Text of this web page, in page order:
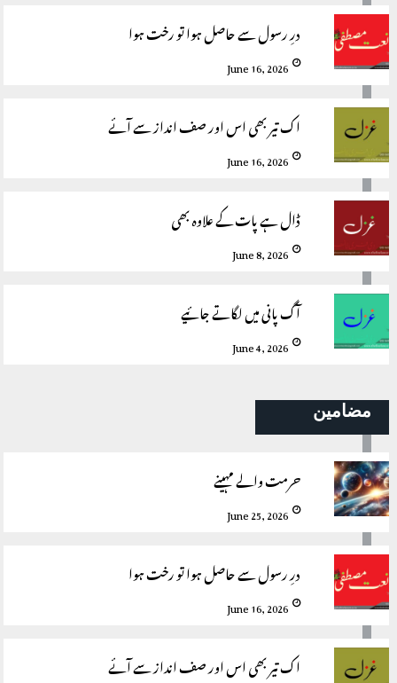
درِ رسول سے حاصل ہوا تو رخت ہوا
June 16, 2026
اک تیر بھی اس اور صف انداز سے آئے
June 16, 2026
ڈال ہے پات کے علاوہ بھی
June 8, 2026
آگ پانی میں لگاتے جائیے
June 4, 2026
مضامین
حرمت والے مہینے
June 25, 2026
درِ رسول سے حاصل ہوا تو رخت ہوا
June 16, 2026
اک تیر بھی اس اور صف انداز سے آئے